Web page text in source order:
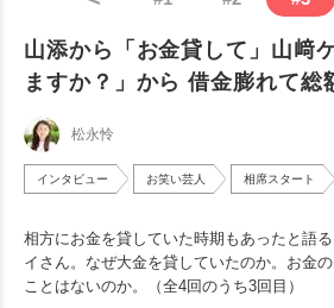
山添から「お金貸して」山﨑
ますか？」から 借金膨れて総
松永怜
インタビュー お笑い芸人 相席スタート
相方にお金を貸していた時期もあったと語
イさん。なぜ大金を貸していたのか。お金
ことはないのか。（全4回のうち3回目）